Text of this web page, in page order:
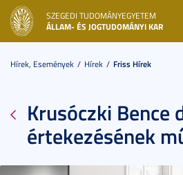
SZEGEDI TUDOMÁNYEGYETEM
ÁLLAM- ÉS JOGTUDOMÁNYI KAR
Hírek, Események Hírek Friss Hírek
Krusóczki Bence
értekezésének